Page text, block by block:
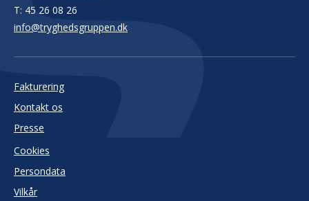
T: 45 26 08 26
info@tryghedsgruppen.dk
Fakturering
Kontakt os
Presse
Cookies
Persondata
Vilkår